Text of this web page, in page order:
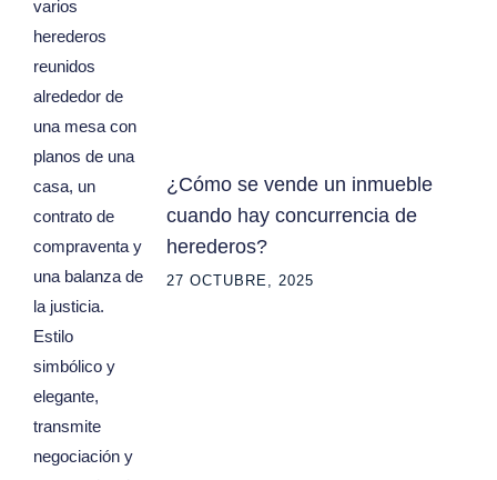
¿Cómo se vende un inmueble
cuando hay concurrencia de
herederos?
27 OCTUBRE, 2025